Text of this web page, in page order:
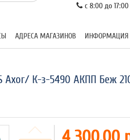
с 8:00 до
АДРЕСА МАГАЗИНОВ ИНФОРМАЦИЯ
Axor/ К-з-5490 АКПП Беж